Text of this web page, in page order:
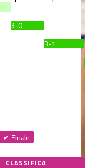
3-0
3-1
✔ Finale
CLASSIFICA